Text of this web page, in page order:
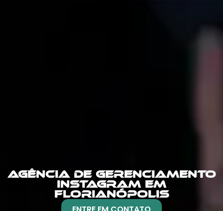
AGÊNCIA DE GERENCIAMENTO
INSTAGRAM EM
FLORIANÓPOLIS